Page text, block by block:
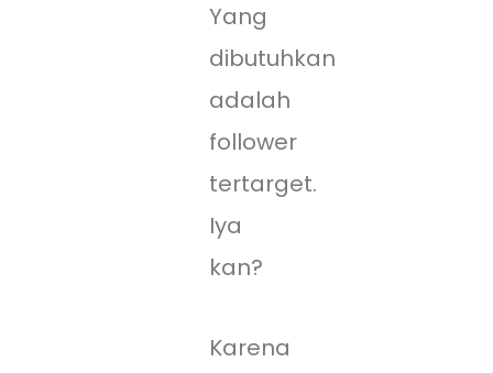
Yang
dibutuhkan
adalah
follower
tertarget.
Iya
kan?
Karena